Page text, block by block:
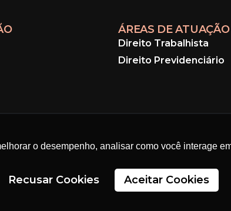
o desempenho, analisar como você interage
Recusar Cookies Aceitar Cookies
ÁREAS DE ATUAÇÃO
Direito Trabalhista
Direito Previdenciário
os direitos reservados, 2026. | CNPJ: